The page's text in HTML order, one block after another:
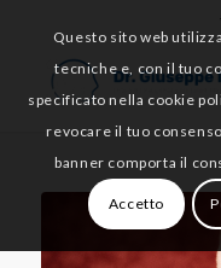
Questo sito web
tecniche e, con il tuo
specificato nella cookie
revocare il tuo
banner comporta il
Accetto